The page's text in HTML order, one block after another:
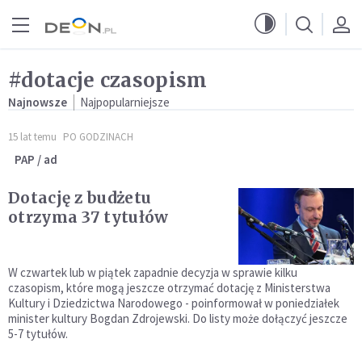
#dotacje czasopism
Najnowsze Najpopularniejsze
15 lat temu PO GODZINACH
PAP / ad
Dotację z budżetu
otrzyma 37 tytułów
W czwartek lub w piątek zapadnie decyzja w sprawie kilku
czasopism, które mogą jeszcze otrzymać dotację z Ministerstwa
Kultury i Dziedzictwa Narodowego - poinformował w poniedziałek
minister kultury Bogdan Zdrojewski. Do listy może dołączyć jeszcze
5-7 tytułów.